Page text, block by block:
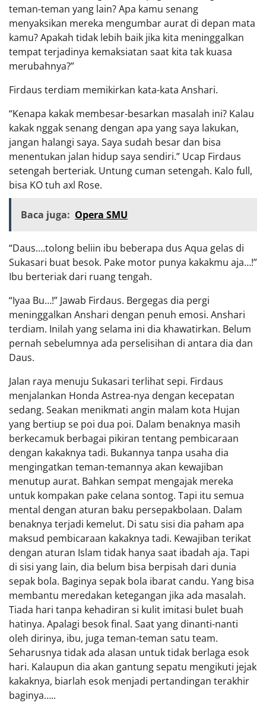
teman-teman yang lain? Apa kamu senang
menyaksikan mereka mengumbar aurat di depan mata
kamu? Apakah tidak lebih baik jika kita meninggalkan
tempat terjadinya kemaksiatan saat kita tak kuasa
merubahnya?”
Firdaus terdiam memikirkan kata-kata Anshari.
“Kenapa kakak membesar-besarkan masalah ini? Kalau
kakak nggak senang dengan apa yang saya lakukan,
jangan halangi saya. Saya sudah besar dan bisa
menentukan jalan hidup saya sendiri.” Ucap Firdaus
setengah berteriak. Untung cuman setengah. Kalo full,
bisa KO tuh axl Rose.
Baca juga: Opera SMU
“Daus….tolong beliin ibu beberapa dus Aqua gelas di
Sukasari buat besok. Pake motor punya kakakmu aja…!”
Ibu berteriak dari ruang tengah.
“Iyaa Bu…!” Jawab Firdaus. Bergegas dia pergi
meninggalkan Anshari dengan penuh emosi. Anshari
terdiam. Inilah yang selama ini dia khawatirkan. Belum
pernah sebelumnya ada perselisihan di antara dia dan
Daus.
Jalan raya menuju Sukasari terlihat sepi. Firdaus
menjalankan Honda Astrea-nya dengan kecepatan
sedang. Seakan menikmati angin malam kota Hujan
yang bertiup se poi dua poi. Dalam benaknya masih
berkecamuk berbagai pikiran tentang pembicaraan
dengan kakaknya tadi. Bukannya tanpa usaha dia
mengingatkan teman-temannya akan kewajiban
menutup aurat. Bahkan sempat mengajak mereka
untuk kompakan pake celana sontog. Tapi itu semua
mental dengan aturan baku persepakbolaan. Dalam
benaknya terjadi kemelut. Di satu sisi dia paham apa
maksud pembicaraan kakaknya tadi. Kewajiban terikat
dengan aturan Islam tidak hanya saat ibadah aja. Tapi
di sisi yang lain, dia belum bisa berpisah dari dunia
sepak bola. Baginya sepak bola ibarat candu. Yang bisa
membantu meredakan ketegangan jika ada masalah.
Tiada hari tanpa kehadiran si kulit imitasi bulet buah
hatinya. Apalagi besok final. Saat yang dinanti-nanti
oleh dirinya, ibu, juga teman-teman satu team.
Seharusnya tidak ada alasan untuk tidak berlaga esok
hari. Kalaupun dia akan gantung sepatu mengikuti jejak
kakaknya, biarlah esok menjadi pertandingan terakhir
baginya…..